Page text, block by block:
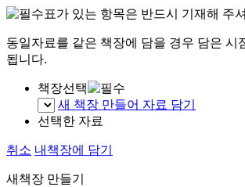
표가 있는 항목은 반드시 기재해 주
동일자료를 같은 책장에 담을 경우 담은 시
됩니다.
책장선택
새 책장 만들어 자료 담기
선택한 자료
취소 내책장에 담기
새책장 만들기